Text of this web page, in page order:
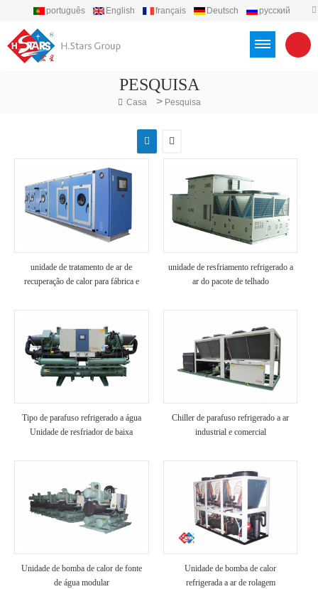
português English français Deutsch
русский
PESQUISA
Casa > Pesquisa
unidade de tratamento de ar de
recuperação de calor para fábrica e
unidade de resfriamento refrigerado a
ar do pacote de telhado
Tipo de parafuso refrigerado a água
Unidade de resfriador de baixa
Chiller de parafuso refrigerado a ar
industrial e comercial
Unidade de bomba de calor de fonte
de água modular
Unidade de bomba de calor
refrigerada a ar de rolagem